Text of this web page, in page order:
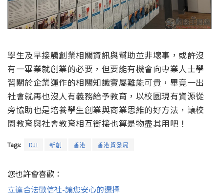
學生及早接觸創業相關資訊與幫助並非壞事，或許沒
有一畢業就創業的必要，但要能有機會向專業人士學
習關於企業運作的相關知識實屬難能可貴，畢竟一出
社會就再也沒人有義務給予教育，以校園現有資源從
旁協助也是培養學生創業與商業思維的好方法，讓校
園教育與社會教育相互銜接也算是物盡其用吧！
Tags: DJI 新創 香港 香港貿發局
您也許會喜歡：
立達合法徵信社-讓您安心的選擇